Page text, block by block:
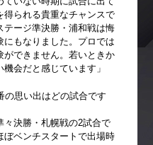
得られる貴重なチャンスで
テージ準決勝・浦和戦は悔
にもなりました。プロでは
できません。若いときか
会だと感じています」
思い出はどの試合です
々決勝・札幌戦の2試合で
ベンチスタートで出場時